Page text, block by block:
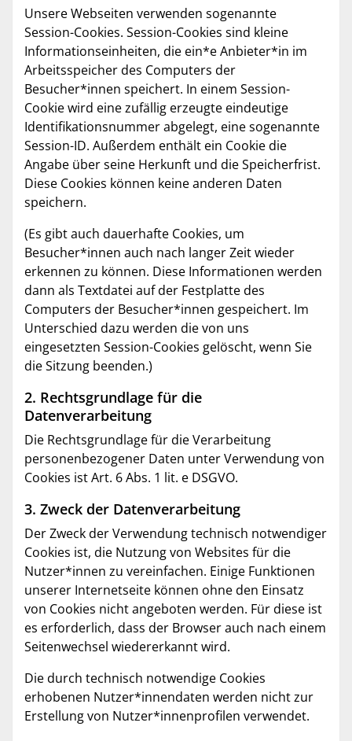
Unsere Webseiten verwenden sogenannte
Session-Cookies. Session-Cookies sind kleine
Informationseinheiten, die ein*e Anbieter*in im
Arbeitsspeicher des Computers der
Besucher*innen speichert. In einem Session-
Cookie wird eine zufällig erzeugte eindeutige
Identifikationsnummer abgelegt, eine sogenannte
Session-ID. Außerdem enthält ein Cookie die
Angabe über seine Herkunft und die Speicherfrist.
Diese Cookies können keine anderen Daten
speichern.
(Es gibt auch dauerhafte Cookies, um
Besucher*innen auch nach langer Zeit wieder
erkennen zu können. Diese Informationen werden
dann als Textdatei auf der Festplatte des
Computers der Besucher*innen gespeichert. Im
Unterschied dazu werden die von uns
eingesetzten Session-Cookies gelöscht, wenn Sie
die Sitzung beenden.)
2. Rechtsgrundlage für die
Datenverarbeitung
Die Rechtsgrundlage für die Verarbeitung
personenbezogener Daten unter Verwendung von
Cookies ist Art. 6 Abs. 1 lit. e DSGVO.
3. Zweck der Datenverarbeitung
Der Zweck der Verwendung technisch notwendiger
Cookies ist, die Nutzung von Websites für die
Nutzer*innen zu vereinfachen. Einige Funktionen
unserer Internetseite können ohne den Einsatz
von Cookies nicht angeboten werden. Für diese ist
es erforderlich, dass der Browser auch nach einem
Seitenwechsel wiedererkannt wird.
Die durch technisch notwendige Cookies
erhobenen Nutzer*innendaten werden nicht zur
Erstellung von Nutzer*innenprofilen verwendet.